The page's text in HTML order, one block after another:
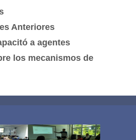
Anteriores
a agentes
los mecanismos de